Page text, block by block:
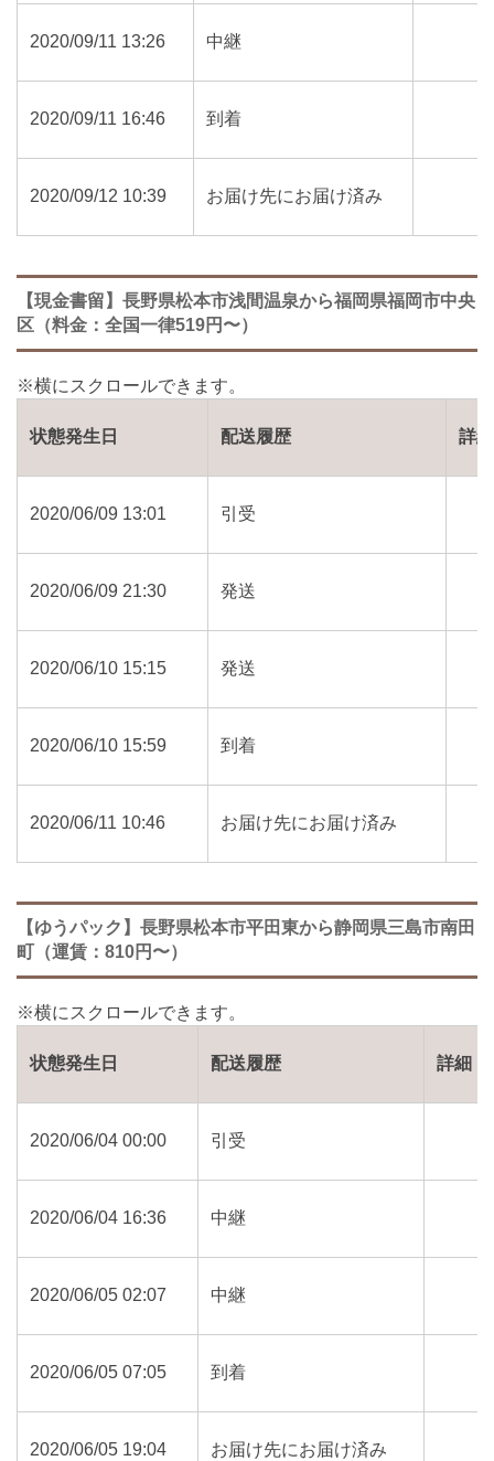
2020/09/11 13:26 中継
2020/09/11 16:46 到着
2020/09/12 10:39 お届け先にお届け済み
【現金書留】長野県松本市浅間温泉から福岡県福岡市中央
区（料金：全国一律519円〜）
状態発生日 配送履歴 詳細
2020/06/09 13:01 引受
2020/06/09 21:30 発送
2020/06/10 15:15 発送
2020/06/10 15:59 到着
2020/06/11 10:46 お届け先にお届け済み
【ゆうパック】長野県松本市平田東から静岡県三島市南田
町（運賃：810円〜）
状態発生日 配送履歴 詳細
2020/06/04 00:00 引受
2020/06/04 16:36 中継
2020/06/05 02:07 中継
2020/06/05 07:05 到着
2020/06/05 19:04 お届け先にお届け済み